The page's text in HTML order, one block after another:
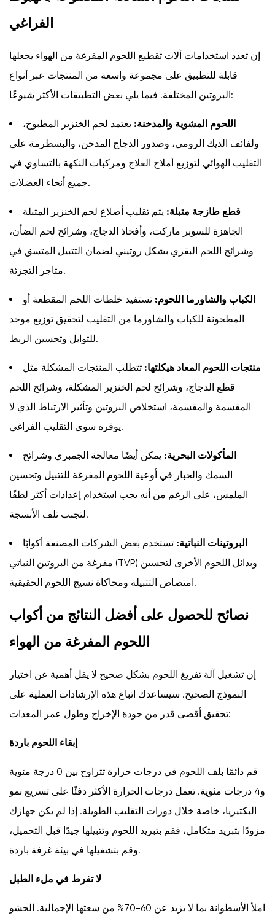
الفراغي
إن تعدد استخدامات آلات تقطيع اللحوم المفرغة من الهواء يجعلها
قابلة للتطبيق على مجموعة واسعة من المنتجات عبر أنواع
البروتين المختلفة. فيما يلي بعض التطبيقات الأكثر شيوعًا:
اللحوم المشوية والمدخنة: يعتمد لحم الخنزير المطبوخ،
ولفائف الديك الرومي، وصدور الدجاج المدخن، والبسطرمة على
التقليب الهوائي لتوزيع أملاح العلاج ومركبات النكهة بالتساوي في
جميع أنحاء العضلات.
قطع طازجة متبلة: يتم تقليب أضلاع لحم الخنزير المتبلة
الجاهزة للسوبر ماركت، وأفخاذ الدجاج، وشرائح لحم الضأن،
وشرائح اللحم البقري بشكل روتيني لضمان التتبيل المتسق في
متاجر التجزئة.
الكباب والشاورما اللحوم: تستفيد خلطات اللحم المقطعة أو
المطحونة للكباب والشاورما من التقليب لتحقيق توزيع موحد
للتوابل وتحسين الربط.
منتجات اللحوم المعاد هيكلتها: تتطلب المنتجات المشكلة مثل
قطع الدجاج، وشرائح لحم الخنزير المشكلة، وشرائح اللحم
المقسمة والمقسمة، استخلاص البروتين وتأثير الارتباط الذي لا
يوفره سوى التقليب الفراغي.
المأكولات البحرية: يمكن أيضًا معالجة الجمبري وشرائح
السمك والحبار في أوعية اللحوم المفرغة للتتبيل وتحسين
الملمس، على الرغم من أنه يجب استخدام إعدادات أكثر لطفًا
لتجنب تلف الأنسجة.
البروتينات النباتية: تستخدم بعض الشركات المصنعة أكوابًا
مفرغة من البروتين النباتي (TVP) وبدائل اللحوم الأخرى لتحسين
امتصاص التتبيلة ومحاكاة نسيج اللحوم الحقيقية.
نصائح للحصول على أفضل النتائج من أكواب
اللحوم المفرغة من الهواء
إن تشغيل آلة تفريغ اللحوم بشكل صحيح لا يقل أهمية عن اختيار
النموذج الصحيح. سيساعدك اتباع هذه الإرشادات العملية على
تحقيق أقصى قدر من جودة الإخراج وطول عمر المعدات:
إبقاء اللحوم باردة
قم دائمًا بلف اللحوم في درجات حرارة تتراوح بين 0 درجة مئوية
و4 درجات مئوية. تعمل درجات الحرارة الأكثر دفئًا على تسريع نمو
البكتيريا، خاصة خلال دورات التقليب الطويلة. إذا لم يكن جهازك
مزودًا بتبريد متكامل، فقم بتبريد اللحوم وتتبيلها جيدًا قبل التحميل،
وقم بتشغيلها في بيئة غرفة باردة.
لا تفرط في ملء الطبل
املأ الأسطوانة بما لا يزيد عن 60-70% من سعتها الإجمالية. الحشو